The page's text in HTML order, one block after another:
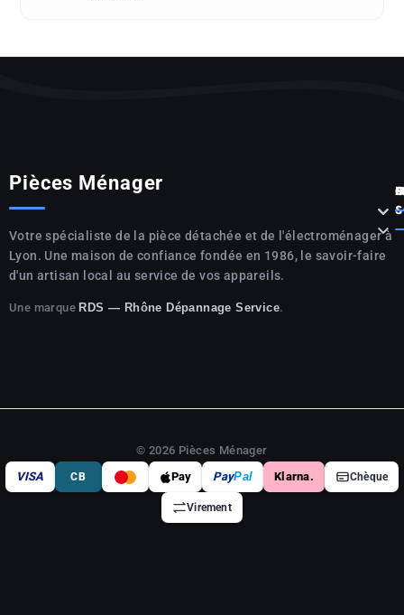
Pièces Ménager
Votre spécialiste de la pièce détachée et de l'électroménager à
Lyon. Une maison de confiance fondée en 1986, le savoir-faire
d'un artisan local au service de vos appareils.
Une marque RDS — Rhône Dépannage Service.




© 2026 Pièces Ménager
VISA
CB Pay PayPal Klarna. Chèque
Virement